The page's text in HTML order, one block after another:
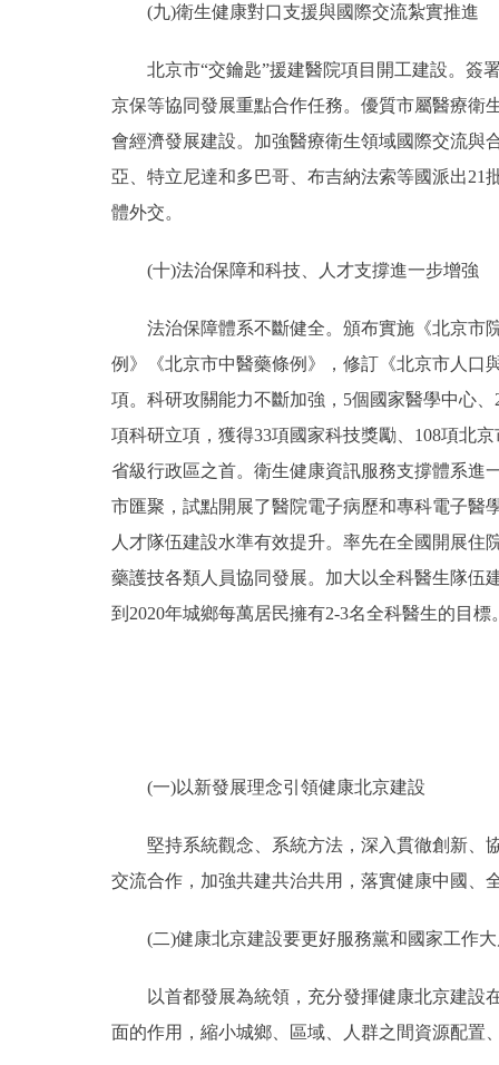
(九)衛生健康對口支援與國際交流紮實推進
北京市“交鑰匙”援建醫院項目開工建設。簽署
京保等協同發展重點合作任務。優質市屬醫療衛
會經濟發展建設。加強醫療衛生領域國際交流與
亞、特立尼達和多巴哥、布吉納法索等國派出21
體外交。
(十)法治保障和科技、人才支撐進一步增強
法治保障體系不斷健全。頒布實施《北京市院
例》《北京市中醫藥條例》，修訂《北京市人口
項。科研攻關能力不斷加強，5個國家醫學中心
項科研立項，獲得33項國家科技獎勵、108項北
省級行政區之首。衛生健康資訊服務支撐體系進
市匯聚，試點開展了醫院電子病歷和專科電子醫
人才隊伍建設水準有效提升。率先在全國開展
藥護技各類人員協同發展。加大以全科醫生隊伍
到2020年城鄉每萬居民擁有2-3名全科醫生的目
(一)以新發展理念引領健康北京建設
堅持系統觀念、系統方法，深入貫徹創新、協
交流合作，加強共建共治共用，落實健康中國、
(二)健康北京建設要更好服務黨和國家工作大
以首都發展為統領，充分發揮健康北京建設在
面的作用，縮小城鄉、區域、人群之間資源配置